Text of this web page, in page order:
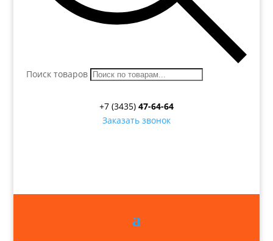
Поиск товаров
+7 (3435) 47-64-64
Заказать звонок